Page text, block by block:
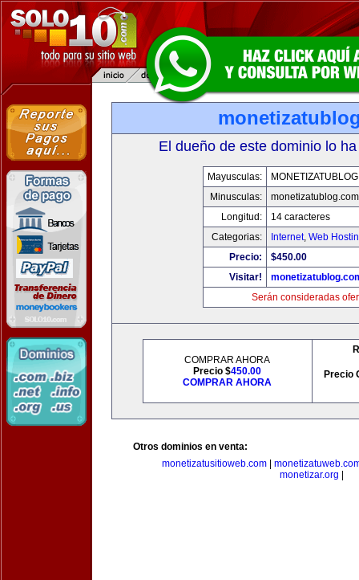
El dueño de este dominio lo
Mayusculas:
Minusculas:
monetizatublog.com
Longitud:
14 caracteres
Categorias:
Internet, Web
Precio:
$450.00
Visitar!
Serán consideradas
COMPRAR AHORA
Precio $450.00
COMPRAR AHORA
Precio
Otros dominios en venta:
monetizatusitioweb.com
monetizar.org